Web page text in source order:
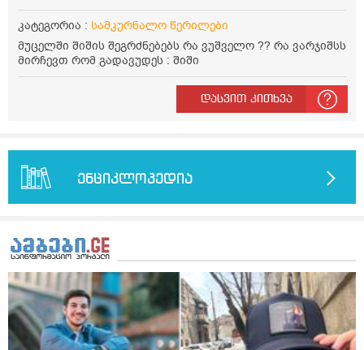
ან 04:00 საათზე მეღვიძება და მერე ვერ ვიძინებ
ვერაფრით.რამე ხალხური საშუალება თუ არის ამ
პრობლემის მოსაგვარებლად
კატეგორია : სამკურნალო წერილები
მუცელში შიშის შეგრძნებებს რა ვუშველო ?? რა ვარჯიშსს
მირჩევთ რომ გადავუდეს : შიში
დასვით კითხვა
ენციკლოპედია